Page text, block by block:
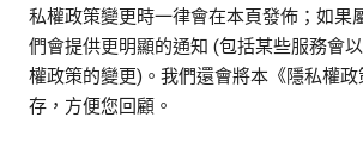
私權政策變更時一律會在本頁發佈；如果
們會提供更明顯的通知 (包括某些服務會
權政策的變更)。我們還會將本《隱私權
存，方便您回顧。